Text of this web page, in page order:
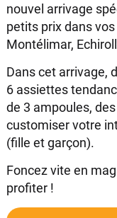
nouvel arrivage
petits prix dans
Montélimar,
Dans cet arrivage,
6 assiettes
de 3 ampoules,
customiser votre
(fille et garçon).
Foncez vite en
profiter !